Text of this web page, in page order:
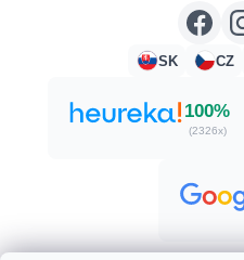
SK CZ
100%
(2326x)